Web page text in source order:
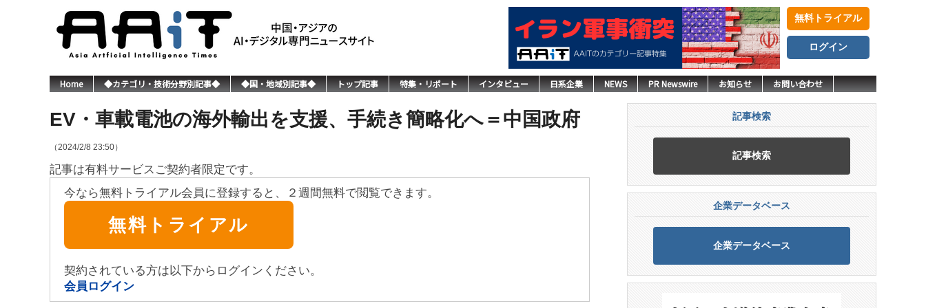
無料トライアル
ログイン
Home ◆カテゴリ・技術分野別記事◆ ◆国・地域別記事◆ トップ記事 特集・リポート インタビュー 日系企業 NEWS PR Newswire お知らせ お問い合わせ
EV・車載電池の海外輸出を支援、手続き簡略化へ＝中国政府
（2024/2/8 23:50）
記事は有料サービスご契約者限定です。
今なら無料トライアル会員に登録すると、２週間無料で閲覧できます。
無料トライアル
契約されている方は以下からログインください。
会員ログイン
記事検索
記事検索
企業データベース
企業データベース